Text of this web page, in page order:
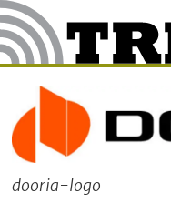
dooria-logo